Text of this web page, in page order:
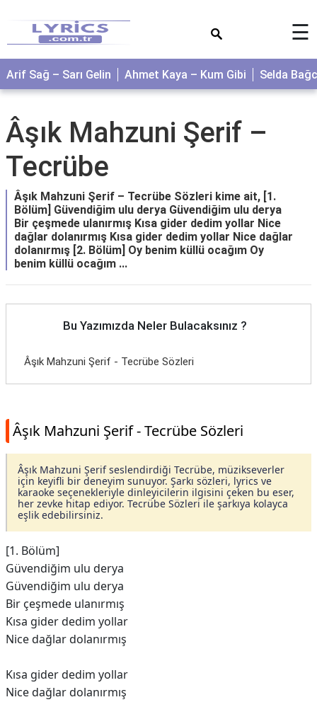
☰
Arif Sağ – Sarı Gelin Ahmet Kaya – Kum Gibi Selda
Âşık Mahzuni Şerif –
Tecrübe
Âşık Mahzuni Şerif – Tecrübe Sözleri kime ait, [1.
Bölüm] Güvendiğim ulu derya Güvendiğim ulu derya
Bir çeşmede ulanırmış Kısa gider dedim yollar Nice
dağlar dolanırmış Kısa gider dedim yollar Nice dağlar
dolanırmış [2. Bölüm] Oy benim küllü ocağım Oy
benim küllü ocağım ...
Bu Yazımızda Neler Bulacaksınız ?
Âşık Mahzuni Şerif - Tecrübe Sözleri
Âşık Mahzuni Şerif - Tecrübe Sözleri
Âşık Mahzuni Şerif seslendirdiği Tecrübe, müzikseverler
için keyifli bir deneyim sunuyor. Şarkı sözleri, lyrics ve
karaoke seçenekleriyle dinleyicilerin ilgisini çeken bu eser,
her zevke hitap ediyor. Tecrübe Sözleri ile şarkıya kolayca
eşlik edebilirsiniz.
[1. Bölüm]
Güvendiğim ulu derya
Güvendiğim ulu derya
Bir çeşmede ulanırmış
Kısa gider dedim yollar
Nice dağlar dolanırmış
Kısa gider dedim yollar
Nice dağlar dolanırmış